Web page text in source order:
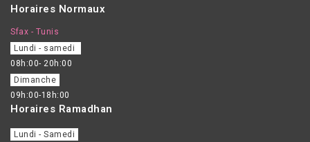
Horaires Normaux
Sfax - Tunis
Lundi - samedi
08h:00- 20h:00
Dimanche
09h:00-18h:00
Horaires Ramadhan
Lundi - Samedi